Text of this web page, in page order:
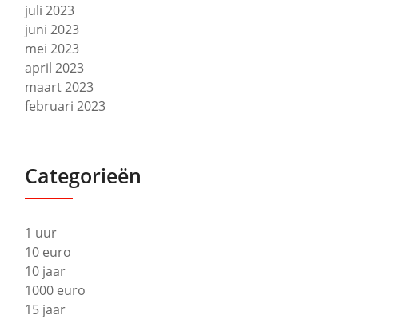
juli 2023
juni 2023
mei 2023
april 2023
maart 2023
februari 2023
Categorieën
1 uur
10 euro
10 jaar
1000 euro
15 jaar